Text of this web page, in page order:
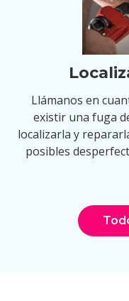
Llámanos en
existir una fuga
localizarla y
posibles